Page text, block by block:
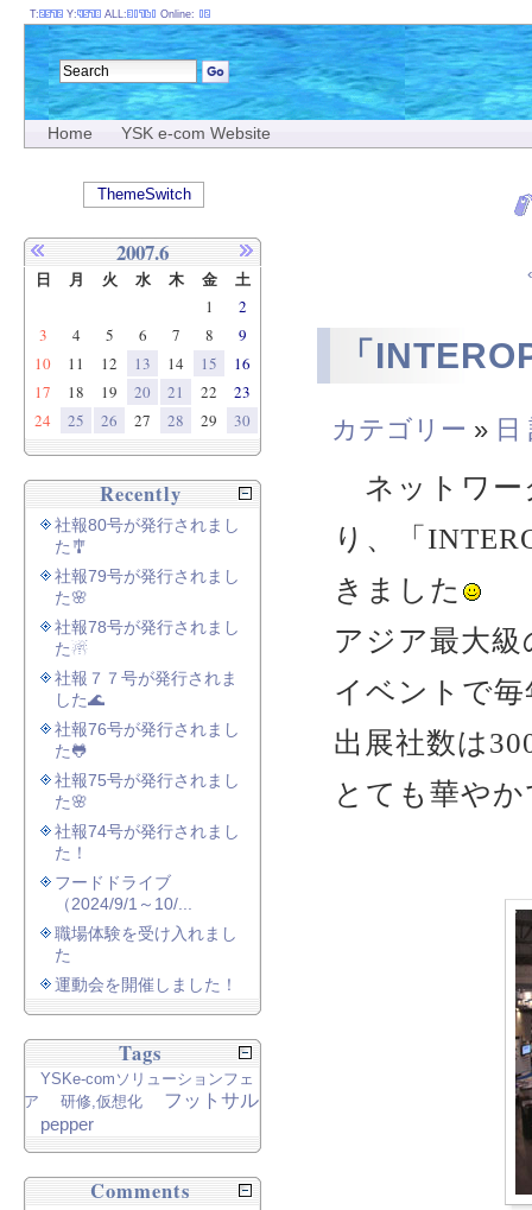
Home YSK e-com Website
「
カテゴリー » 日
ネットワー
り、「
きました
アジア最大
イベントで
出展社数は
とても華や
T: Y: ALL: Online:
ThemeSwitch
2007.6
日 月 火 水 木 金 土
1
2
3
4 5 6 7 8
9
10
11 12 13 14 15
16
17
18 19 20 21 22
23
24
25 26 27 28 29 30
Recently
社報80号が発行されまし
た🎐
社報79号が発行されまし
た🌸
社報78号が発行されまし
た☃
社報７７号が発行されま
した🌊
社報76号が発行されまし
た🐸
社報75号が発行されまし
た🌸
社報74号が発行されまし
た！
フードドライブ
（2024/9/1～10/...
職場体験を受け入れまし
た
運動会を開催しました！
Tags
YSKe-comソリューションフェ
ア
研修,仮想化
フットサル
pepper
Comments